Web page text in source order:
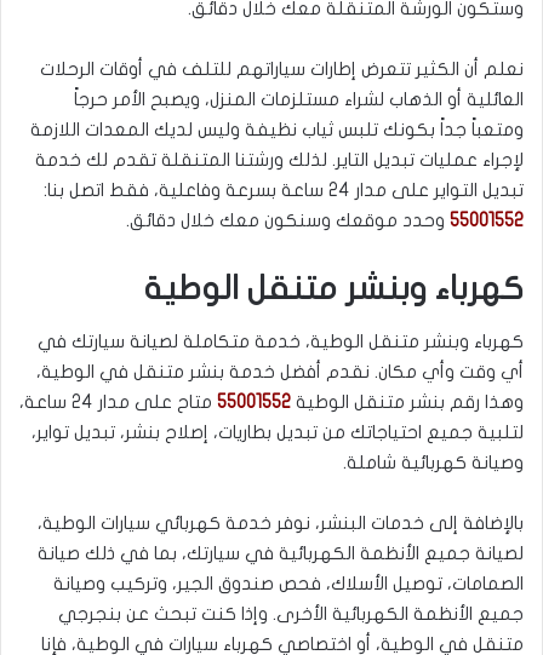
وستكون الورشة المتنقلة معك خلال دقائق.
نعلم أن الكثير تتعرض إطارات سياراتهم للتلف في أوقات الرحلات
العائلية أو الذهاب لشراء مستلزمات المنزل، ويصبح الأمر حرجاً
ومتعباً جداً بكونك تلبس ثياب نظيفة وليس لديك المعدات اللازمة
لإجراء عمليات تبديل التاير. لذلك ورشتنا المتنقلة تقدم لك خدمة
تبديل التواير على مدار 24 ساعة بسرعة وفاعلية، فقط اتصل بنا:
55001552 وحدد موقعك وسنكون معك خلال دقائق.
كهرباء وبنشر متنقل الوطية
كهرباء وبنشر متنقل الوطية، خدمة متكاملة لصيانة سيارتك في
أي وقت وأي مكان. نقدم أفضل خدمة بنشر متنقل في الوطية،
وهذا رقم بنشر متنقل الوطية 55001552
متاح على مدار 24 ساعة،
لتلبية جميع احتياجاتك من تبديل بطاريات، إصلاح بنشر، تبديل تواير،
وصيانة كهربائية شاملة.
بالإضافة إلى خدمات البنشر، نوفر خدمة كهربائي سيارات الوطية،
لصيانة جميع الأنظمة الكهربائية في سيارتك، بما في ذلك صيانة
الصمامات، توصيل الأسلاك، فحص صندوق الجير، وتركيب وصيانة
جميع الأنظمة الكهربائية الأخرى. وإذا كنت تبحث عن بنجرجي
متنقل في الوطية، أو اختصاصي كهرباء سيارات في الوطية، فإنا